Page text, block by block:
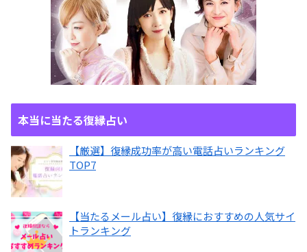
本当に当たる復縁占い
【厳選】復縁成功率が高い電話占いランキング
TOP7
【当たるメール占い】復縁におすすめの人気サイ
トランキング